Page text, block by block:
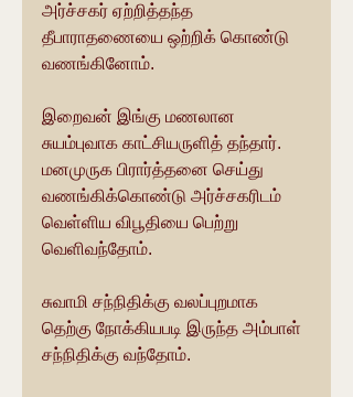
அர்ச்சகர் ஏற்றித்தந்த
தீபாராதணையை ஒற்றிக் கொண்டு
வணங்கினோம்.
இறைவன் இங்கு மணலான
சுயம்புவாக காட்சியருளித் தந்தார்.
மனமுருக பிரார்த்தனை செய்து
வணங்கிக்கொண்டு அர்ச்சகரிடம்
வெள்ளிய விபூதியை பெற்று
வெளிவந்தோம்.
சுவாமி சந்நிதிக்கு வலப்புறமாக
தெற்கு நோக்கியபடி இருந்த அம்பாள்
சந்நிதிக்கு வந்தோம்.